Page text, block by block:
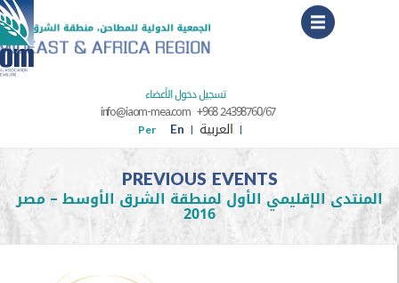
تسجيل دخول الأعضاء
info@iaom-mea.com +968 24398760/67
En
Per
PREVIOUS EVENTS
الإقليمي الأول لمنطقة الشرق الأوسط – مصر
2016
Menu